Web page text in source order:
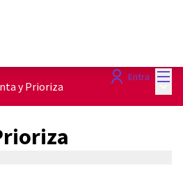
Entra
y Prioriza